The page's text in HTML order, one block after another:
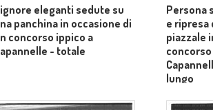
eleganti sedute su
panchina in occasione di
concorso ippico a
- totale
Persona
e ripresa
piazzale
concorso
lungo